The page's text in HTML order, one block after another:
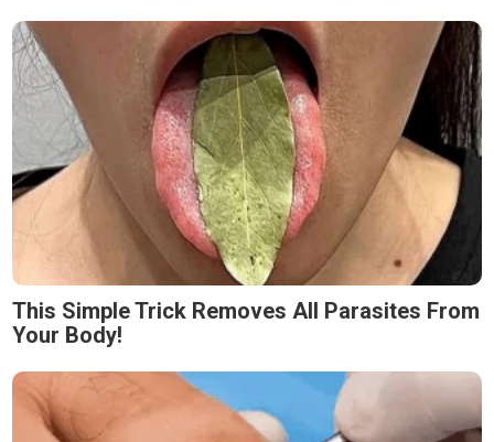
This Simple Trick Removes All Parasites From
Your Body!